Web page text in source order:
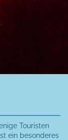
Touristen
ein besonderes